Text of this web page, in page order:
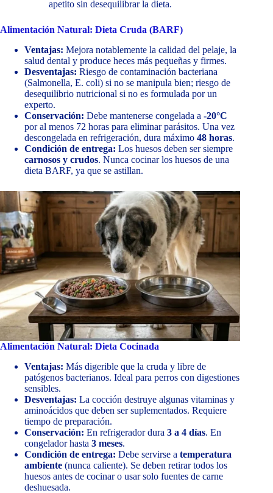
apetito sin desequilibrar la dieta.
Alimentación Natural: Dieta Cruda (BARF)
Ventajas: Mejora notablemente la calidad del pelaje, la
salud dental y produce heces más pequeñas y firmes.
Desventajas: Riesgo de contaminación bacteriana
(Salmonella, E. coli) si no se manipula bien; riesgo de
desequilibrio nutricional si no es formulada por un
experto.
Conservación: Debe mantenerse congelada a -20°C
por al menos 72 horas para eliminar parásitos. Una vez
descongelada en refrigeración, dura máximo 48 horas.
Condición de entrega: Los huesos deben ser siempre
carnosos y crudos. Nunca cocinar los huesos de una
dieta BARF, ya que se astillan.
Alimentación Natural: Dieta Cocinada
Ventajas: Más digerible que la cruda y libre de
patógenos bacterianos. Ideal para perros con digestiones
sensibles.
Desventajas: La cocción destruye algunas vitaminas y
aminoácidos que deben ser suplementados. Requiere
tiempo de preparación.
Conservación: En refrigerador dura 3 a 4 días. En
congelador hasta 3 meses.
Condición de entrega: Debe servirse a temperatura
ambiente (nunca caliente). Se deben retirar todos los
huesos antes de cocinar o usar solo fuentes de carne
deshuesada.